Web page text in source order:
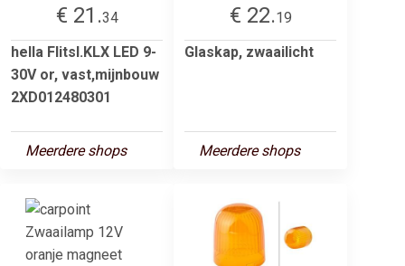
€ 21.34
hella Flitsl.KLX LED 9-
30V or, vast,mijnbouw
2XD012480301
Meerdere shops
€ 22.19
Glaskap, zwaailicht
Meerdere shops